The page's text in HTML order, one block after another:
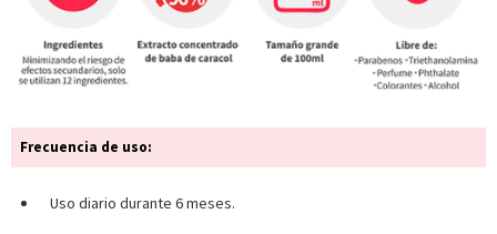
Frecuencia de uso:
Uso diario durante 6 meses.